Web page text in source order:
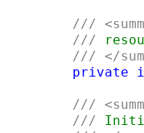
///
///
/// </
private
///
///